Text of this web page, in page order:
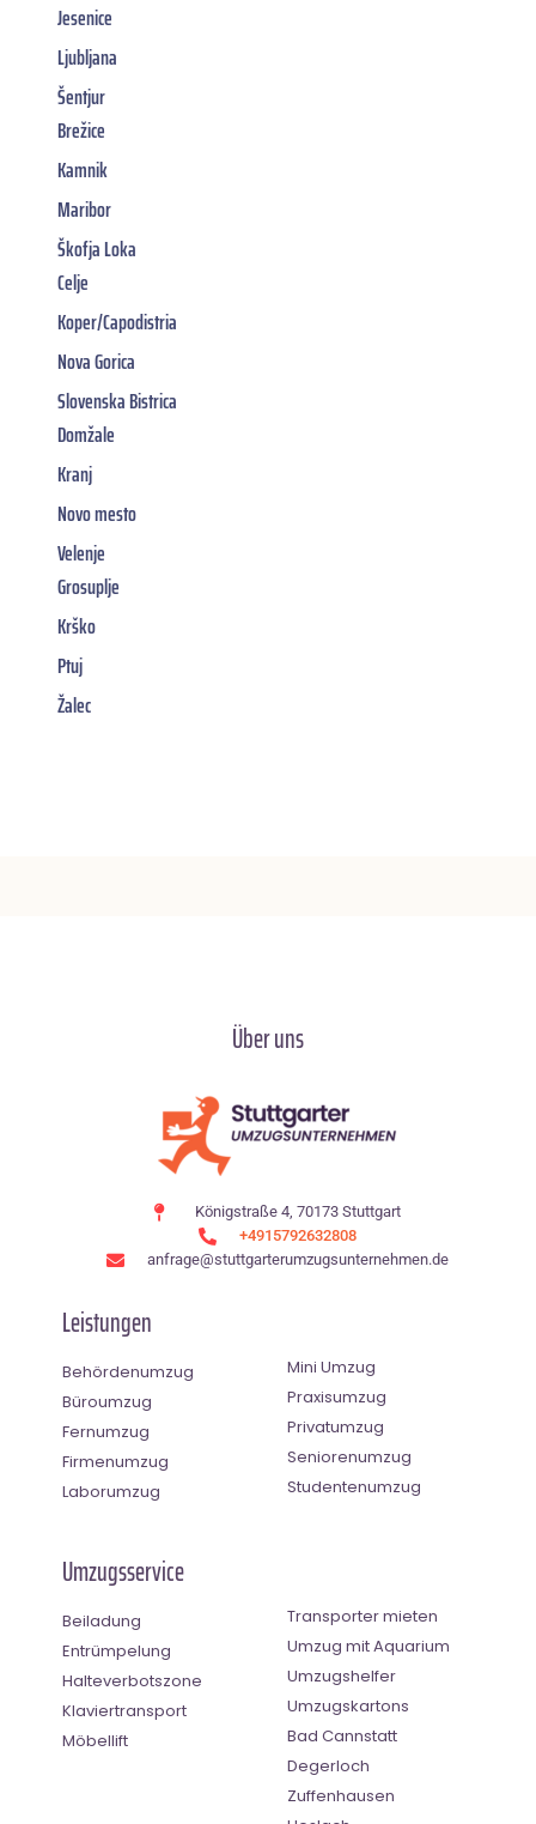
Jesenice
Ljubljana
Šentjur
Brežice
Kamnik
Maribor
Škofja Loka
Celje
Koper/Capodistria
Nova Gorica
Slovenska Bistrica
Domžale
Kranj
Novo mesto
Velenje
Grosuplje
Krško
Ptuj
Žalec
Über uns
Königstraße 4, 70173 Stuttgart
+4915792632808
anfrage@stuttgarterumzugsunternehmen.de
Leistungen
Behördenumzug
Büroumzug
Fernumzug
Firmenumzug
Laborumzug
Mini Umzug
Praxisumzug
Privatumzug
Seniorenumzug
Studentenumzug
Umzugsservice
Beiladung
Entrümpelung
Halteverbotszone
Klaviertransport
Möbellift
Transporter mieten
Umzug mit Aquarium
Umzugshelfer
Umzugskartons
Bad Cannstatt
Degerloch
Zuffenhausen